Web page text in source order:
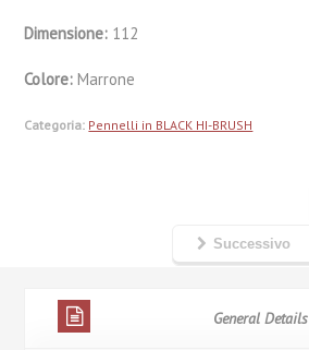
Dimensione: 112
Colore:Marrone
Categoria: Pennelli in BLACK HI-BRUSH
Successivo
General Details